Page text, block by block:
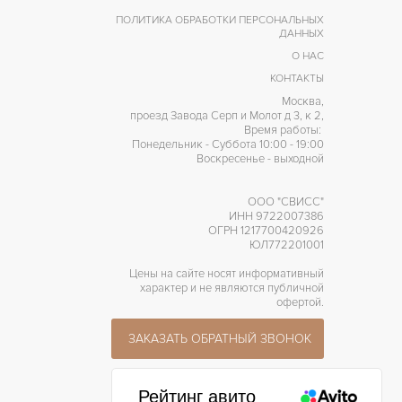
40 часов
ПОЛИТИКА ОБРАБОТКИ ПЕРСОНАЛЬНЫХ
ДАННЫХ
О НАС
КОНТАКТЫ
Москва,
проезд Завода Серп и Молот д 3, к 2,
Время работы:
Понедельник - Суббота 10:00 - 19:00
Воскресенье - выходной
ООО "СВИСС"
ИНН 9722007386
ОГРН 1217700420926
ЮЛ772201001
Цены на сайте носят информативный
характер и не являются публичной
офертой.
ЗАКАЗАТЬ ОБРАТНЫЙ ЗВОНОК
Рейтинг авито